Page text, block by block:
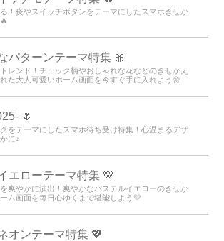
！炎やスイッチボタンをテーマにしたスマホきせか
パターンテーマ特集 🎀
レンド！チェック柄やおしゃれな花などのきせかえ
た大人可愛いホーム画面を今すぐ手に入れよう🌼
🌷
をテーマにしたスマホ待ち受け特集！心温まるデザ
に♪
エローテーマ特集 💛
爽やかに演出！爽やかなパステルイエローのきせか
ム画面を毎日心ゆくまで堪能しよう💛
オンテーマ特集 💖